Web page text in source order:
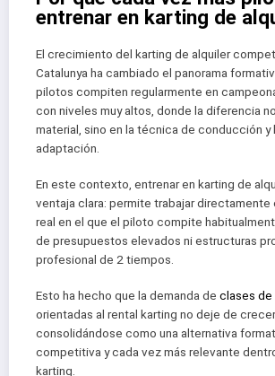
entrenar en karting de
El crecimiento del karting de alquiler
Catalunya ha cambiado el panorama
pilotos compiten regularmente en
con niveles muy altos, donde la diferencia
material, sino en la técnica de conducción y
adaptación.
En este contexto, entrenar en karting de
ventaja clara: permite trabajar directamente
real en el que el piloto compite
de presupuestos elevados ni estructuras
profesional de 2 tiempos.
Esto ha hecho que la demanda de clases de
orientadas al rental karting no deje de
consolidándose como una alternativa
competitiva y cada vez más relevante
karting.